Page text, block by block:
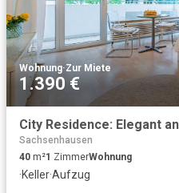
Wohnung·Zur Miete
1.390 €
Sachsenhausen
40 m²1 ZimmerWohnung
·Keller·Aufzug